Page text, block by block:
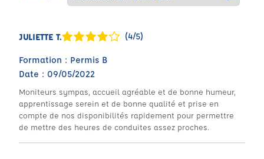
JULIETTE T. (4/5)
Formation : Permis B
Date : 09/05/2022
Moniteurs sympas, accueil agréable et de bonne humeur,
apprentissage serein et de bonne qualité et prise en
compte de nos disponibilités rapidement pour permettre
de mettre des heures de conduites assez proches.